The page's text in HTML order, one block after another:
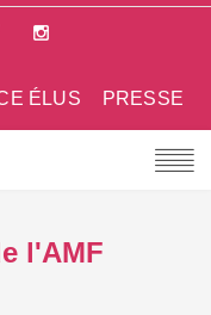
PRESSE
ÉLUS
l'AMF